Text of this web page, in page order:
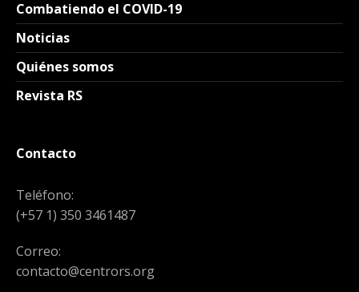
Combatiendo el COVID-19
Noticias
Quiénes somos
Revista RS
Contacto
Teléfono:
(+57 1) 350 3461487
Correo:
contacto@centrors.org